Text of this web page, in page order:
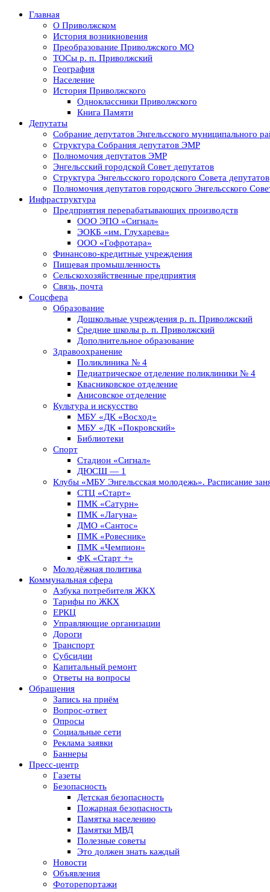
Главная
О Приволжском
История возникновения
Преобразование Приволжского МО
ТОСы р. п. Приволжский
География
Население
История Приволжского
Одноклассники Приволжского
Книга Памяти
Депутаты
Собрание депутатов Энгельсского муниципального
Структура Собрания депутатов ЭМР
Полномочия депутатов ЭМР
Энгельсский городской Совет депутатов
Структура Энгельсского городского Совета депутатов
Полномочия депутатов городского Энгельсского
Инфраструктура
Предприятия перерабатывающих производств
ООО ЭПО «Сигнал»
ЭОКБ «им. Глухарева»
ООО «Гофротара»
Финансово-кредитные учреждения
Пищевая промышленность
Сельскохозяйственные предприятия
Связь, почта
Соцсфера
Образование
Дошкольные учреждения р. п. Приволжский
Средние школы р. п. Приволжский
Дополнительное образование
Здравоохранение
Поликлиника № 4
Педиатрическое отделение поликлиники № 4
Квасниковское отделение
Анисовское отделение
Культура и искусство
МБУ «ДК «Восход»
МБУ «ДК «Покровский»
Библиотеки
Спорт
Стадион «Сигнал»
ДЮСШ — 1
Клубы «МБУ Энгельсская молодежь». Расписание
СТЦ «Старт»
ПМК «Сатурн»
ПМК «Лагуна»
ДМО «Сантос»
ПМК «Ровесник»
ПМК «Чемпион»
ФК «Старт +»
Молодёжная политика
Коммунальная сфера
Азбука потребителя ЖКХ
Тарифы по ЖКХ
ЕРКЦ
Управляющие организации
Дороги
Транспорт
Субсидии
Капитальный ремонт
Ответы на вопросы
Обращения
Запись на приём
Вопрос-ответ
Опросы
Социальные сети
Реклама заявки
Баннеры
Пресс-центр
Газеты
Безопасность
Детская безопасность
Пожарная безопасность
Памятка населению
Памятки МВД
Полезные советы
Это должен знать каждый
Новости
Объявления
Фоторепортажи